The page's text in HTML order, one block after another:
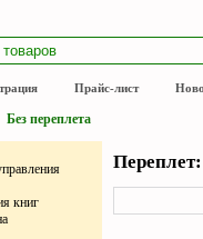
Прайс-лист
Без переплета
книг